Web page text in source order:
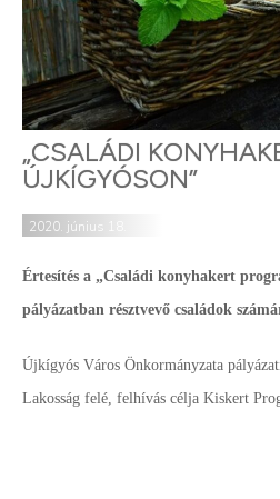
„CSALÁDI
ÚJKÍGYÓSON”
2020. június 18.
Értesítés a „Családi konyhakert
pályázatban résztvevő családok
Újkígyós Város Önkormányzata
Lakosság felé, felhívás célja Kiskert